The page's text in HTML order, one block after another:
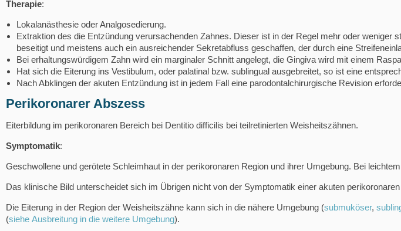
Therapie:
Lokalanästhesie oder Analgosedierung.
Extraktion des die Entzündung verursachenden Zahnes. Dieser ist in der Regel mehr oder
beseitigt und meistens auch ein ausreichender Sekretabfluss geschaffen, der durch eine
Bei erhaltungswürdigem Zahn wird ein marginaler Schnitt angelegt, die Gingiva wird mit einem
Hat sich die Eiterung ins Vestibulum, oder palatinal bzw. sublingual ausgebreitet, so ist eine
Nach Abklingen der akuten Entzündung ist in jedem Fall eine parodontalchirurgische Revision
Perikoronarer Abszess
Eiterbildung im perikoronaren Bereich bei Dentitio difficilis bei teilretinierten Weisheitszähnen.
Symptomatik:
Geschwollene und gerötete Schleimhaut in der perikoronaren Region und ihrer Umgebung. Bei
Das klinische Bild unterscheidet sich im Übrigen nicht von der Symptomatik einer akuten
Die Eiterung in der Region der Weisheitszähne kann sich in die nähere Umgebung (submuköser,
(siehe Ausbreitung in die weitere Umgebung).